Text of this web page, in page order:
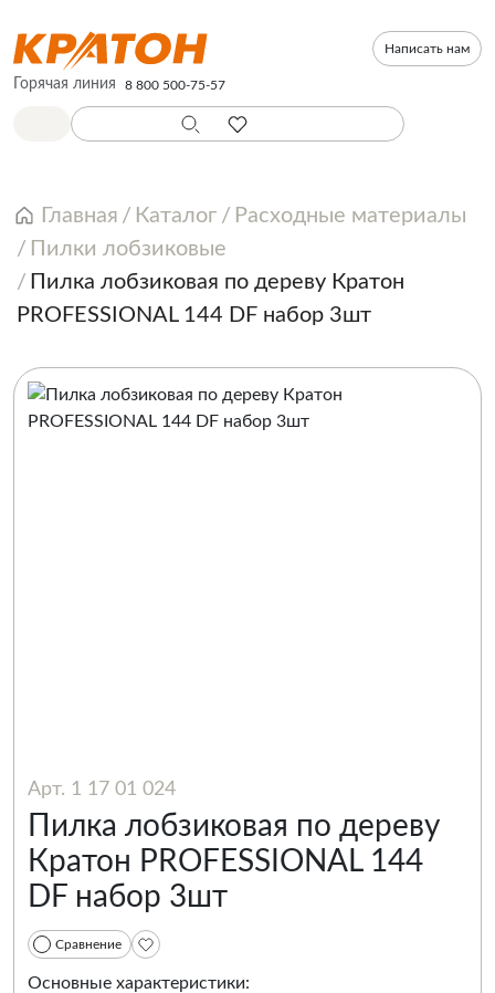
Написать нам
Горячая линия 8 800 500-75-57
Главная Каталог
Расходные материалы
Пилки лобзиковые
Пилка лобзиковая по дереву Кратон
PROFESSIONAL 144 DF набор 3шт
Арт. 1 17 01 024
Пилка лобзиковая по дереву
Кратон PROFESSIONAL 144
DF набор 3шт
Сравнение
Основные характеристики: